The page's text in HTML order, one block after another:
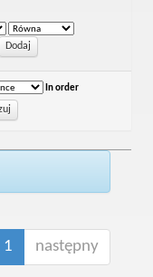
In order
1 następny